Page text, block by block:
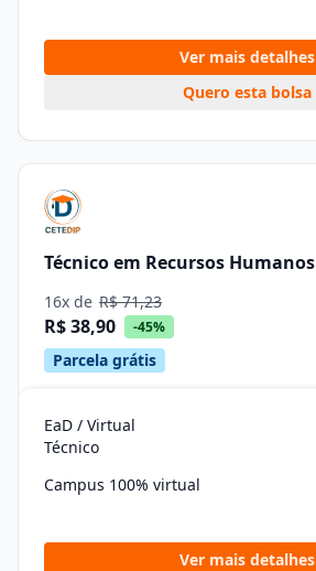
Ver mais detalhes
Quero esta bolsa
Técnico em Recursos Humanos
16x de R$ 71,23
R$ 38,90 -45%
Parcela grátis
EaD / Virtual
Técnico
Campus 100% virtual
Ver mais detalhes